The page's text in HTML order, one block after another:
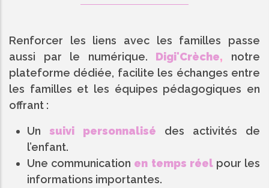
Renforcer les liens avec les familles passe
aussi par le numérique. Digi'Crèche,
notre
plateforme dédiée, facilite les échanges entre
les familles et les équipes pédagogiques en
offrant :
Un suivi personnalisé des activités de
l’enfant.
Une communication en temps réel pour les
informations importantes.